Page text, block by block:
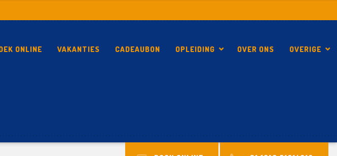
ONLINE VAKANTIES CADEAUBON OPLEIDING OVER ONS OVERIGE